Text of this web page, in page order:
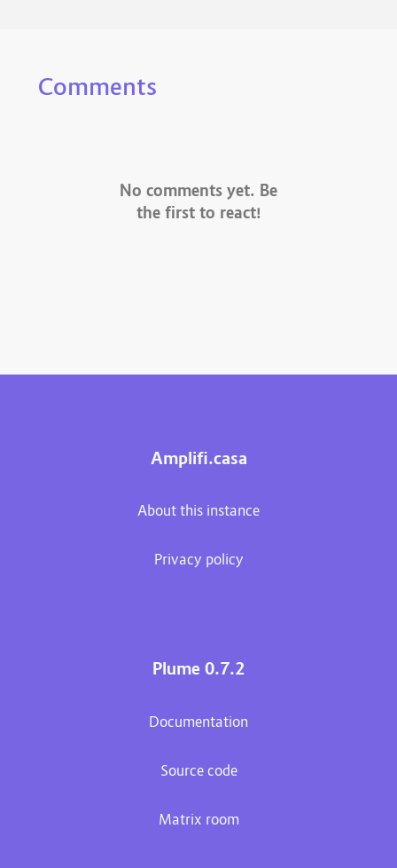
Comments
No comments yet. Be
the first to react!
Amplifi.casa
About this instance
Privacy policy
Plume 0.7.2
Documentation
Source code
Matrix room